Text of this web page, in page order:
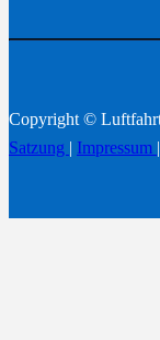
Copyright ©
Satzung | Impressum |